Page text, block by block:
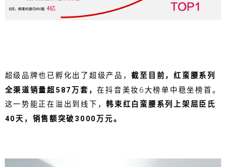
超级品牌也已孵化出了超级产品，截至目前，红蛮腰系列
全渠道销量超587万套，在抖音美妆6大榜单中稳坐榜首。
这一势能正在溢出到线下，韩束红白蛮腰系列上架屈臣氏
40天，销售额突破3000万元。